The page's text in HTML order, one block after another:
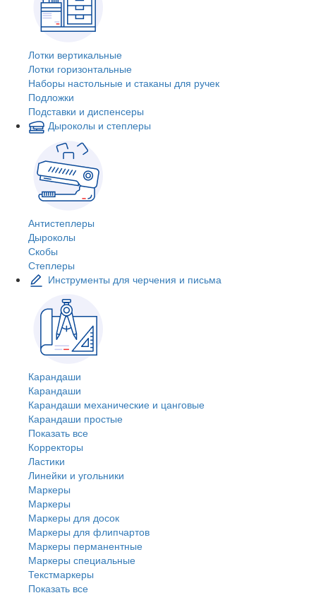
Лотки вертикальные
Лотки горизонтальные
Наборы настольные и стаканы для ручек
Подложки
Подставки и диспенсеры
Дыроколы и степлеры
Антистеплеры
Дыроколы
Скобы
Степлеры
Инструменты для черчения и письма
Карандаши
Карандаши
Карандаши механические и цанговые
Карандаши простые
Показать все
Корректоры
Ластики
Линейки и угольники
Маркеры
Маркеры
Маркеры для досок
Маркеры для флипчартов
Маркеры перманентные
Маркеры специальные
Текстмаркеры
Показать все